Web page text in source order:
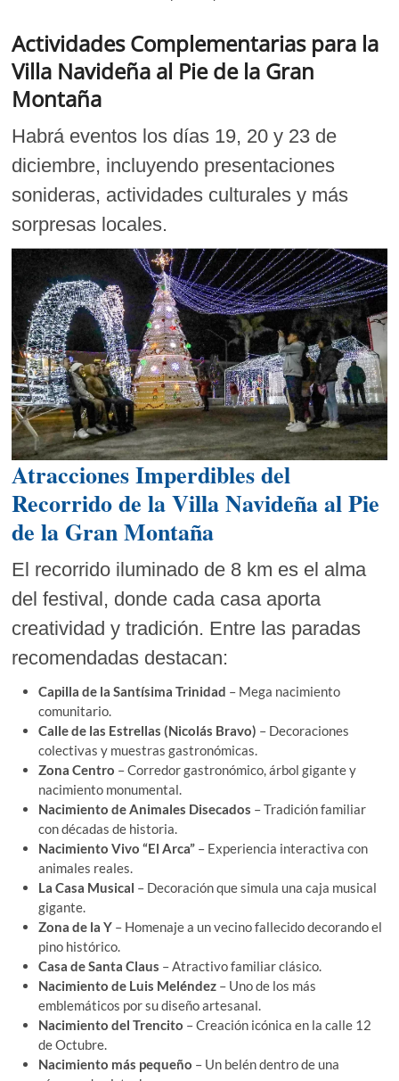
Actividades Complementarias para la
Villa Navideña al Pie de la Gran
Montaña
Habrá eventos los días 19, 20 y 23 de
diciembre, incluyendo presentaciones
sonideras, actividades culturales y más
sorpresas locales.
Atracciones Imperdibles del
Recorrido de la Villa Navideña al Pie
de la Gran Montaña
El recorrido iluminado de 8 km es el alma
del festival, donde cada casa aporta
creatividad y tradición. Entre las paradas
recomendadas destacan:
Capilla de la Santísima Trinidad – Mega nacimiento
comunitario.
Calle de las Estrellas (Nicolás Bravo) – Decoraciones
colectivas y muestras gastronómicas.
Zona Centro – Corredor gastronómico, árbol gigante y
nacimiento monumental.
Nacimiento de Animales Disecados – Tradición familiar
con décadas de historia.
Nacimiento Vivo “El Arca” – Experiencia interactiva con
animales reales.
La Casa Musical – Decoración que simula una caja musical
gigante.
Zona de la Y – Homenaje a un vecino fallecido decorando el
pino histórico.
Casa de Santa Claus – Atractivo familiar clásico.
Nacimiento de Luis Meléndez – Uno de los más
emblemáticos por su diseño artesanal.
Nacimiento del Trencito – Creación icónica en la calle 12
de Octubre.
Nacimiento más pequeño – Un belén dentro de una